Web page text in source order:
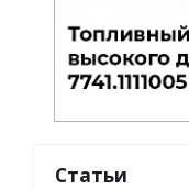
Статьи